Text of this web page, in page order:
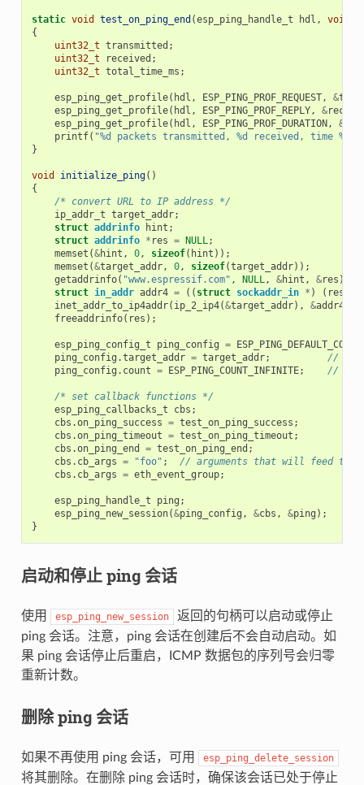
static void test_on_ping_end (esp_ping_handle_t hdl , void
{
uint32_t transmitted ;
uint32_t
received ;
uint32_t total_time_ms ;
esp_ping_get_profile( hdl , ESP_PING_PROF_REQUEST, &
esp_ping_get_profile( hdl , ESP_PING_PROF_REPLY, &
esp_ping_get_profile( hdl , ESP_PING_PROF_DURATION, &
printf( "%d packets transmitted, %d received, time %dms
}
void initialize_ping()
{
/* convert URL to IP address */
ip_addr_t target_addr;
struct addrinfo hint ;
struct addrinfo * res = NULL;
memset (&hint , 0, sizeof( hint ));
memset (&target_addr, 0, sizeof(target_addr));
getaddrinfo( "www.espressif.com" , NULL, &hint , &res );
struct in_addr addr4 = (( struct sockaddr_in * ) ( res
inet_addr_to_ip4addr( ip_2_ip4(&target_addr), &addr4
freeaddrinfo( res );
esp_ping_config_t ping_config =
ping_config .target_addr = target_addr;
//
ping_config . count = ESP_PING_COUNT_INFINITE; //
/* set callback functions */
esp_ping_callbacks_t
cbs ;
cbs .on_ping_success = test_on_ping_success ;
cbs .on_ping_timeout = test_on_ping_timeout ;
cbs .on_ping_end = test_on_ping_end ;
cbs . cb_args = "foo" ;
// arguments that will feed to
cbs . cb_args = eth_event_group;
esp_ping_handle_t ping ;
esp_ping_new_session(&ping_config , &cbs , &ping );
}
启动和停止 ping 会话
使用 esp_ping_new_session
返回的句柄可以启动或停止
ping 会话。注意，ping 会话在创建后不会自动启动。如
果 ping 会话停止后重启，ICMP 数据包的序列号会归零
重新计数。
删除 ping 会话
如果不再使用 ping 会话，可用 esp_ping_delete_session
将其删除。在删除 ping 会话时，确保该会话已处于停止